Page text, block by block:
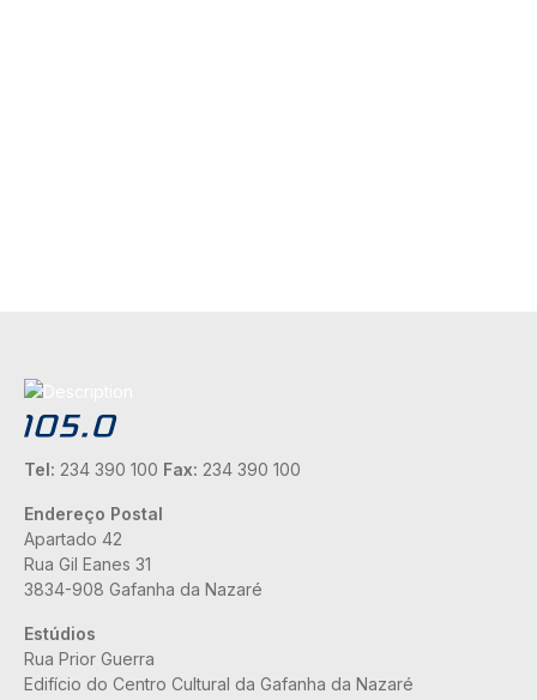
Tel: 234 390 100 Fax: 234 390 100
Endereço Postal
Apartado 42
Rua Gil Eanes 31
3834-908 Gafanha da Nazaré
Estúdios
Rua Prior Guerra
Edifício do Centro Cultural da Gafanha da Nazaré